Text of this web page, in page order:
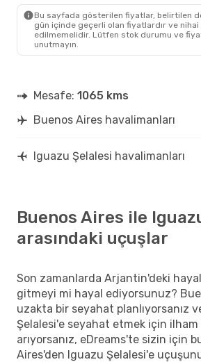
Bu sayfada gösterilen fiyatlar, belirtilen
gün içinde geçerli olan fiyatlardır ve
edilmemelidir. Lütfen stok durumu ve
unutmayın.
Mesafe: 1065 kms
Buenos Aires havalimanları
Iguazu Şelalesi havalimanları
Buenos Aires ile
arasındaki uçuşlar
Son zamanlarda Arjantin'deki
gitmeyi mi hayal ediyorsunuz?
uzakta bir seyahat planlıyorsanız
Şelalesi'e seyahat etmek için ilham
arıyorsanız, eDreams'te sizin için
Aires'den Iguazu Şelalesi'e